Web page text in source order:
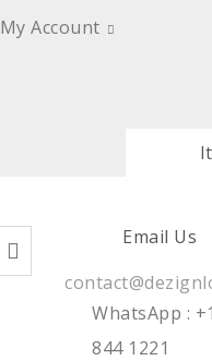
My Account
Email Us
WhatsApp :
844 1221